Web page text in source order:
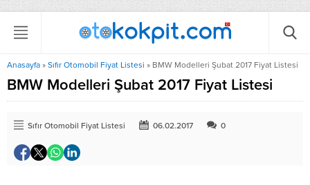
Anasayfa » Sıfır Otomobil Fiyat Listesi » BMW Modelleri Şubat 2017 Fiyat Listesi
BMW Modelleri Şubat 2017 Fiyat Listesi
Sıfır Otomobil Fiyat Listesi 06.02.2017 0